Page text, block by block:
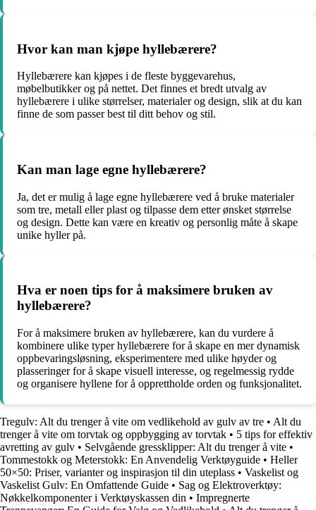
Hvor kan man kjøpe hyllebærere?
Hyllebærere kan kjøpes i de fleste byggevarehus,
møbelbutikker og på nettet. Det finnes et bredt utvalg av
hyllebærere i ulike størrelser, materialer og design, slik at du kan
finne de som passer best til ditt behov og stil.
Kan man lage egne hyllebærere?
Ja, det er mulig å lage egne hyllebærere ved å bruke materialer
som tre, metall eller plast og tilpasse dem etter ønsket størrelse
og design. Dette kan være en kreativ og personlig måte å skape
unike hyller på.
Hva er noen tips for å maksimere bruken av
hyllebærere?
For å maksimere bruken av hyllebærere, kan du vurdere å
kombinere ulike typer hyllebærere for å skape en mer dynamisk
oppbevaringsløsning, eksperimentere med ulike høyder og
plasseringer for å skape visuell interesse, og regelmessig rydde
og organisere hyllene for å opprettholde orden og funksjonalitet.
Tregulv: Alt du trenger å vite om vedlikehold av gulv av tre • Alt du
trenger å vite om torvtak og oppbygging av torvtak • 5 tips for effektiv
avretting av gulv • Selvgående gressklipper: Alt du trenger å vite •
Tommestokk og Meterstokk: En Anvendelig Verktøyguide • Heller
50×50: Priser, varianter og inspirasjon til din uteplass • Vaskelist og
Vaskelist Gulv: En Omfattende Guide • Sag og Elektroverktøy:
Nøkkelkomponenter i Verktøyskassen din • Impregnerte